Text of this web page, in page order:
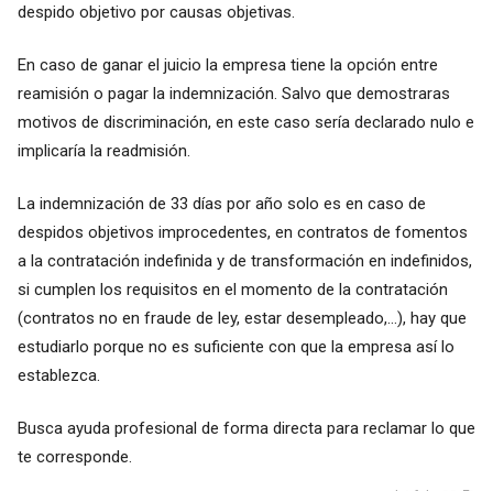
despido objetivo por causas objetivas.
En caso de ganar el juicio la empresa tiene la opción entre
reamisión o pagar la indemnización. Salvo que demostraras
motivos de discriminación, en este caso sería declarado nulo e
implicaría la readmisión.
La indemnización de 33 días por año solo es en caso de
despidos objetivos improcedentes, en contratos de fomentos
a la contratación indefinida y de transformación en indefinidos,
si cumplen los requisitos en el momento de la contratación
(contratos no en fraude de ley, estar desempleado,...), hay que
estudiarlo porque no es suficiente con que la empresa así lo
establezca.
Busca ayuda profesional de forma directa para reclamar lo que
te corresponde.